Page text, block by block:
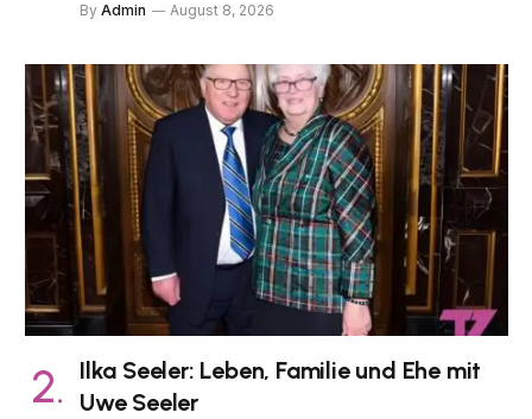
By Admin August 8, 2026
Ilka Seeler: Leben, Familie und Ehe mit
Uwe Seeler